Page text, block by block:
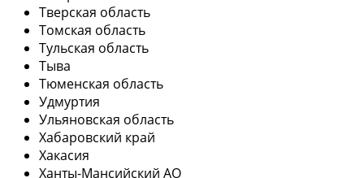
Тверская область
Томская область
Тульская область
Тыва
Тюменская область
Удмуртия
Ульяновская область
Хабаровский край
Хакасия
Ханты-Мансийский АО